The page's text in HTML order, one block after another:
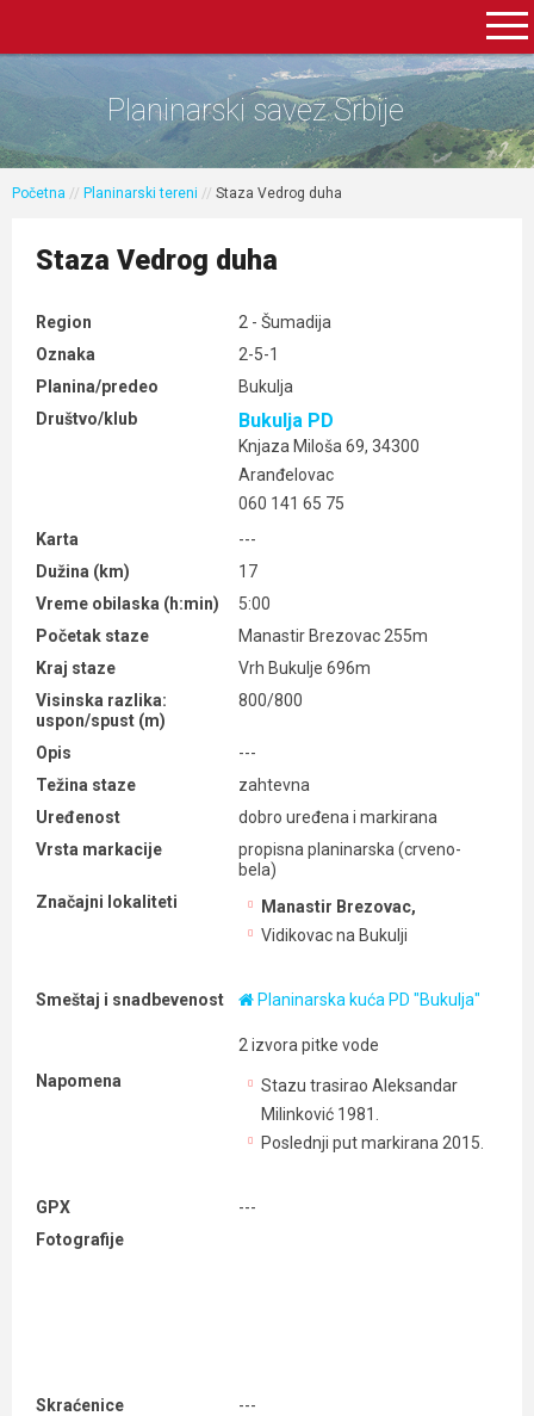
Planinarski savez Srbije
Početna // Planinarski tereni // Staza Vedrog duha
Staza Vedrog duha
Region
2 - Šumadija
Oznaka
2-5-1
Planina/predeo
Bukulja
Društvo/klub
Bukulja PD
Knjaza Miloša 69, 34300
Aranđelovac
060 141 65 75
Karta
---
Dužina (km)
17
Vreme obilaska (h:min)
5:00
Početak staze
Manastir Brezovac 255m
Kraj staze
Vrh Bukulje 696m
Visinska razlika:
uspon/spust (m)
800/800
Opis
---
Težina staze
zahtevna
Uređenost
dobro uređena i markirana
Vrsta markacije
propisna planinarska (crveno-
bela)
Značajni lokaliteti
Manastir Brezovac,
Vidikovac na Bukulji
Smeštaj i snadbevenost Planinarska kuća PD "Bukulja"
2 izvora pitke vode
Napomena
Stazu trasirao Aleksandar
Milinković 1981.
Poslednji put markirana 2015.
GPX
---
Fotografije
Skraćenice
---